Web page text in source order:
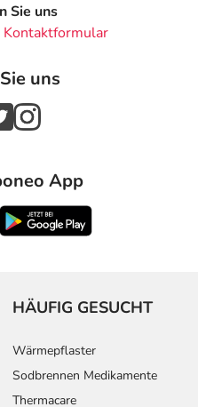
Sie uns
Kontaktformular
uns
App
HÄUFIG GESUCHT
Wärmepflaster
Sodbrennen Medikamente
Thermacare